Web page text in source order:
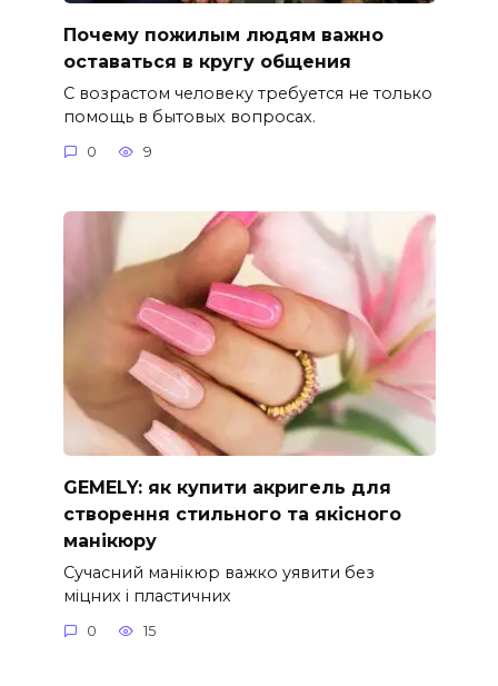
Почему пожилым людям важно
оставаться в кругу общения
С возрастом человеку требуется не только
помощь в бытовых вопросах.
0 9
GEMELY: як купити акригель для
створення стильного та якісного
манікюру
Сучасний манікюр важко уявити без
міцних і пластичних
0 15